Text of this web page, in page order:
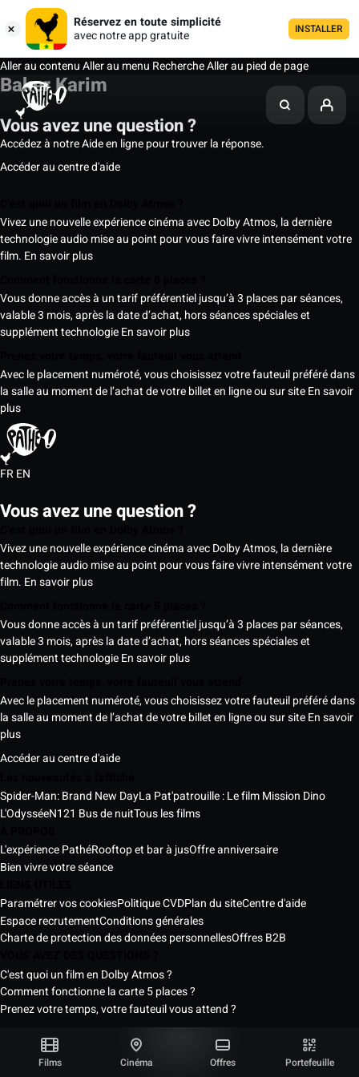
Réservez en toute simplicité
avec notre app gratuite
INSTALLER
Aller au contenuAller au menu RechercheAller au pied de page
Films Cinéma Offres Portefeuille
Baker Karim
Vous avez une question ?
Accédez à notre Aide en ligne pour trouver la réponse.
Accéder au centre d'aide
Vivez une nouvelle expérience cinéma avec Dolby Atmos, la dernière
technologie audio mise au point pour vous faire vivre intensément votre
film. En savoir plus
Vous donne accès à un tarif préférentiel jusqu’à 3 places par séances,
valable 3 mois, après la date d’achat, hors séances spéciales et
supplément technologieEn savoir plus
Avec le placement numéroté, vous choisissez votre fauteuil préféré dans
la salle au moment de l’achat de votre billet en ligne ou sur siteEn savoir
plus
FREN
Vous avez une question ?
Vivez une nouvelle expérience cinéma avec Dolby Atmos, la dernière
technologie audio mise au point pour vous faire vivre intensément votre
film. En savoir plus
Vous donne accès à un tarif préférentiel jusqu’à 3 places par séances,
valable 3 mois, après la date d’achat, hors séances spéciales et
supplément technologieEn savoir plus
Avec le placement numéroté, vous choisissez votre fauteuil préféré dans
la salle au moment de l’achat de votre billet en ligne ou sur siteEn savoir
plus
Accéder au centre d'aide
Spider-Man: Brand New DayLa Pat'patrouille : Le film Mission Dino
L'OdysséeN121 Bus de nuitTous les films
L'expérience PathéRooftop et bar à jusOffre anniversaire
Bien vivre votre séance
Paramétrer vos cookiesPolitique CVDPlan du siteCentre d'aide
Espace recrutementConditions générales
Charte de protection des données personnellesOffres B2B
C'est quoi un film en Dolby Atmos ?
Comment fonctionne la carte 5 places ?
Prenez votre temps, votre fauteuil vous attend ?
Les Cinémas Pathé Sénégal © 2026
Tous droits réservés ®